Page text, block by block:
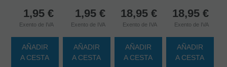
1,95 €
Exento de IVA
AÑADIR
A CESTA
1,95 €
Exento de IVA
AÑADIR
A CESTA
18,95 €
Exento de IVA
AÑADIR
A CESTA
18,95 €
Exento de IVA
AÑADIR
A CESTA